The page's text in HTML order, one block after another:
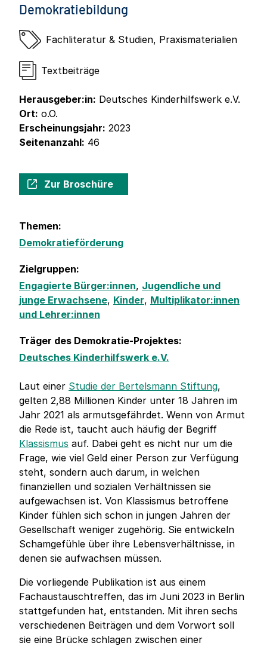
Demokratiebildung
Fachliteratur & Studien, Praxismaterialien
Textbeiträge
Herausgeber:in: Deutsches Kinderhilfswerk e.V.
Ort: o.O.
Erscheinungsjahr: 2023
Seitenanzahl: 46
Zur Broschüre
Themen:
Demokratieförderung
Zielgruppen:
Engagierte Bürger:innen, Jugendliche und
junge Erwachsene, Kinder, Multiplikator:innen
und Lehrer:innen
Träger des Demokratie-Projektes:
Deutsches Kinderhilfswerk e.V.
Laut einer Studie der Bertelsmann Stiftung,
gelten 2,88 Millionen Kinder unter 18 Jahren im
Jahr 2021 als armutsgefährdet. Wenn von Armut
die Rede ist, taucht auch häufig der Begriff
Klassismus auf. Dabei geht es nicht nur um die
Frage, wie viel Geld einer Person zur Verfügung
steht, sondern auch darum, in welchen
finanziellen und sozialen Verhältnissen sie
aufgewachsen ist. Von Klassismus betroffene
Kinder fühlen sich schon in jungen Jahren der
Gesellschaft weniger zugehörig. Sie entwickeln
Schamgefühle über ihre Lebensverhältnisse, in
denen sie aufwachsen müssen.
Die vorliegende Publikation ist aus einem
Fachaustauschtreffen, das im Juni 2023 in Berlin
stattgefunden hat, entstanden. Mit ihren sechs
verschiedenen Beiträgen und dem Vorwort soll
sie eine Brücke schlagen zwischen einer